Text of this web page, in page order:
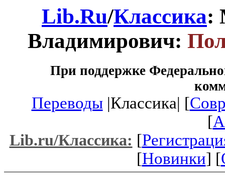
Lib.Ru/Классика:
Владимирович:
При поддержке
Переводы|Классика| [
[
Lib.ru/Классика: [
[Новинки] [